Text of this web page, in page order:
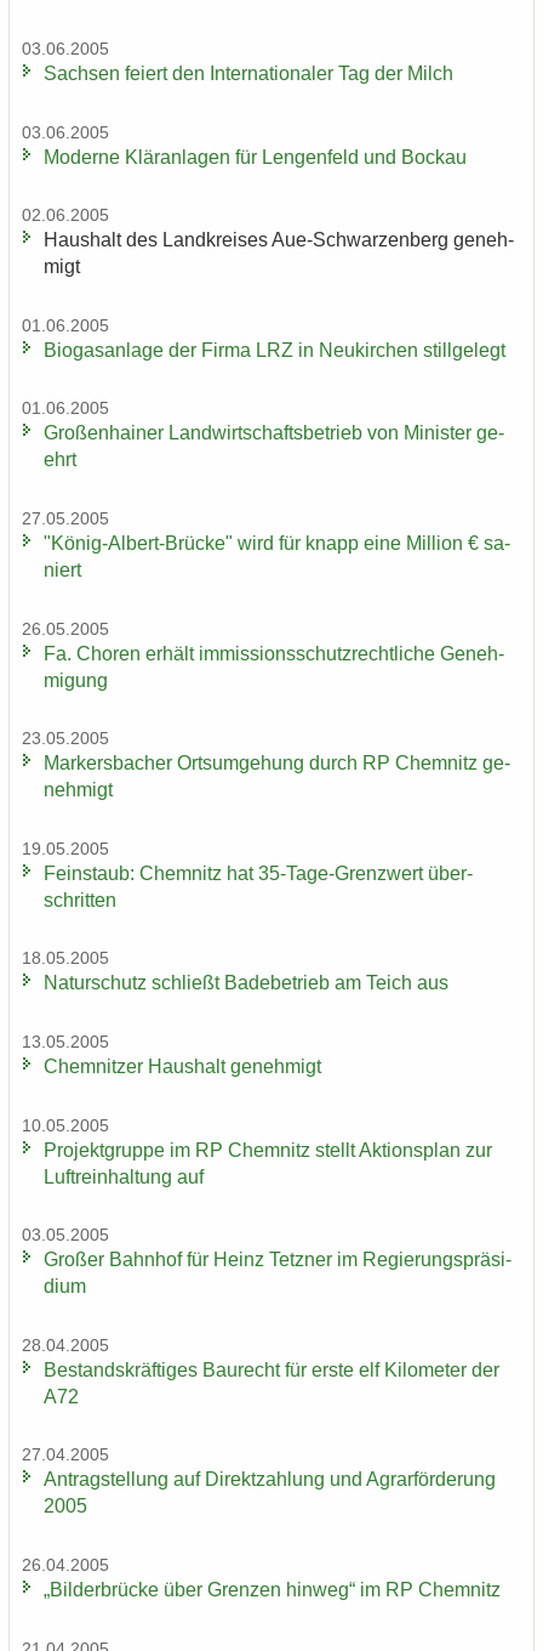
03.06.2005
Sach­sen fei­ert den In­ter­na­tio­na­ler Tag der Milch
03.06.2005
Mo­der­ne Klär­an­la­gen für Len­gen­feld und Bo­ckau
02.06.2005
Haus­halt des Land­krei­ses Aue-​Schwarzenberg ge­neh­
migt
01.06.2005
Bio­gas­an­la­ge der Firma LRZ in Neu­kir­chen still­ge­legt
01.06.2005
Gro­ßen­hai­ner Land­wirt­schafts­be­trieb von Mi­nis­ter ge­
ehrt
27.05.2005
"König-​Albert-Brücke" wird für knapp eine Mil­li­on € sa­
niert
26.05.2005
Fa. Cho­ren er­hält im­mis­si­ons­schutz­recht­li­che Ge­neh­
mi­gung
23.05.2005
Mar­kers­ba­cher Orts­um­ge­hung durch RP Chem­nitz ge­
neh­migt
19.05.2005
Fein­staub: Chem­nitz hat 35-​Tage-Grenzwert über­
schrit­ten
18.05.2005
Na­tur­schutz schließt Ba­de­be­trieb am Teich aus
13.05.2005
Chem­nit­zer Haus­halt ge­neh­migt
10.05.2005
Pro­jekt­grup­pe im RP Chem­nitz stellt Ak­ti­ons­plan zur
Luft­rein­hal­tung auf
03.05.2005
Gro­ßer Bahn­hof für Heinz Tetz­ner im Re­gie­rungs­prä­si­
di­um
28.04.2005
Be­stands­kräf­ti­ges Bau­recht für erste elf Ki­lo­me­ter der
A72
27.04.2005
An­trag­stel­lung auf Di­rekt­zah­lung und Agrar­för­de­rung
2005
26.04.2005
„Bil­der­brü­cke über Gren­zen hin­weg“ im RP Chem­nitz